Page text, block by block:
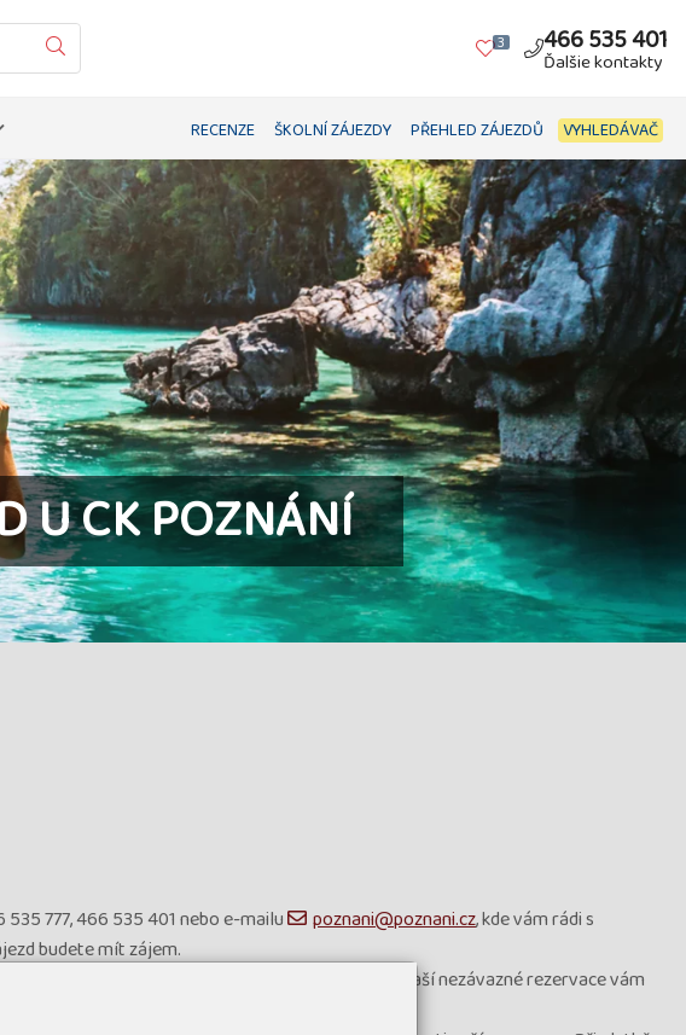
Vyhledat 3 466 535 401
Ďalšie kontakty
RECENZE ŠKOLNÍ ZÁJEZDY PŘEHLED ZÁJEZDŮ VYHLEDÁVAČ
U CK POZNÁNÍ
777, 466 535 401 nebo e-mailu poznani@poznani.cz, kde vám rádi s
budete mít zájem.
řídí leteckou společností. Dobu platnosti vaší nezávazné rezervace vám
ceny letenek, podle toho, co je vyšší.